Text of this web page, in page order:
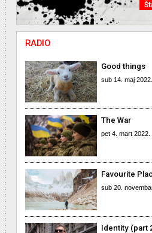
RADIO
Good things
sub 14. maj 2022.
The War
pet 4. mart 2022.
Favourite
sub 20.
Identity (part